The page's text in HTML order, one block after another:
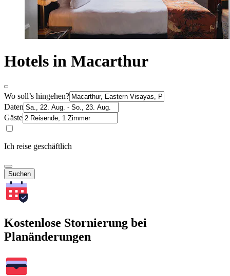
Hotels in Macarthur
Wo soll’s hingehen?
Daten
Gäste
Ich reise geschäftlich
Suchen
Kostenlose Stornierung bei
Planänderungen